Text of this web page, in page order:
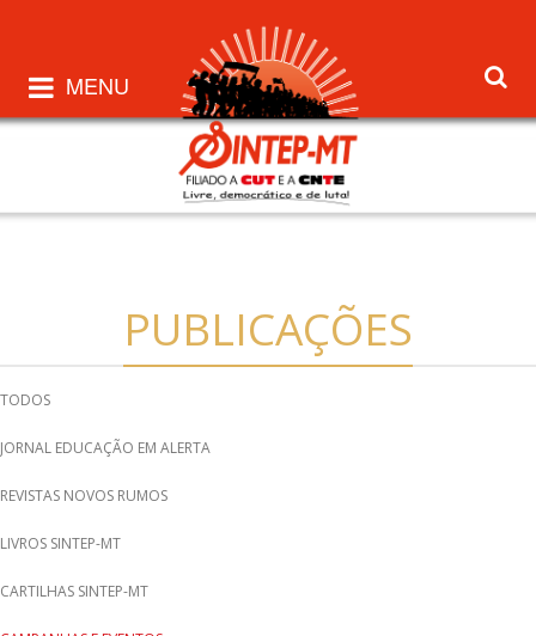
MENU
PUBLICAÇÕES
TODOS
JORNAL EDUCAÇÃO EM ALERTA
REVISTAS NOVOS RUMOS
LIVROS SINTEP-MT
CARTILHAS SINTEP-MT